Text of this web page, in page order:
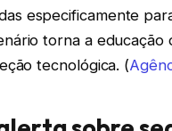
especificamente
torna a educação
tecnológica. (